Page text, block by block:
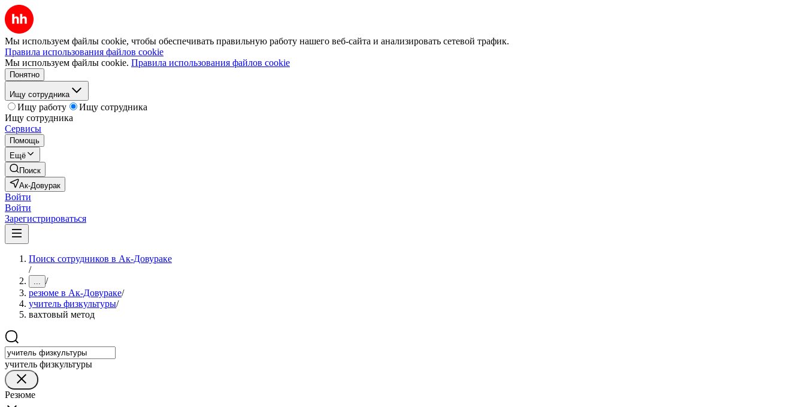
Мы используем файлы cookie, чтобы обеспечивать правильную работу нашего веб-сайта и анализировать сетевой трафик.
Правила использования файлов cookie
Мы используем файлы cookie. Правила использования файлов cookie
Понятно
Ищу сотрудника
Ищу работу
Ищу сотрудника
Ищу сотрудника
Сервисы
Помощь
Ещё
Поиск
Ак-Довурак
Войти
Войти
Зарегистрироваться
Поиск сотрудников в Ак-Довураке
/
... /
резюме в Ак-Довураке/
учитель физкультуры/
вахтовый метод
учитель физкультуры
Резюме